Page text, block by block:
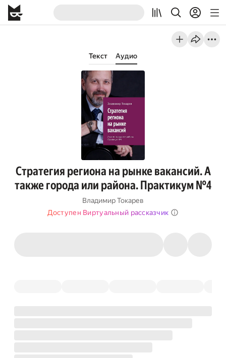
Текст Аудио
Стратегия региона на рынке вакансий. А
также города или района. Практикум №4
Владимир Токарев
Доступен Виртуальный рассказчик